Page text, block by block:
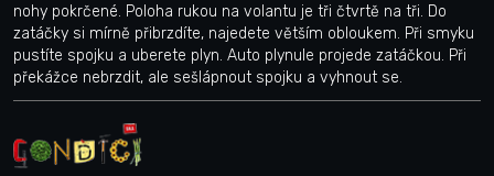
nohy pokrčené. Poloha rukou na volantu je tři čtvrtě na tři. Do
zatáčky si mírně přibrzdíte, najedete větším obloukem. Při smyku
pustíte spojku a uberete plyn. Auto plynule projede zatáčkou. Při
překážce nebrzdit, ale sešlápnout spojku a vyhnout se.